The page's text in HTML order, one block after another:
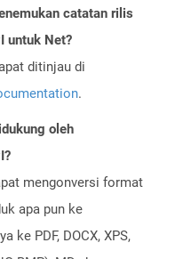
catatan rilis
untuk Net?
ditinjau di
.
oleh
mengonversi format
apa pun ke
ke PDF, DOCX, XPS,